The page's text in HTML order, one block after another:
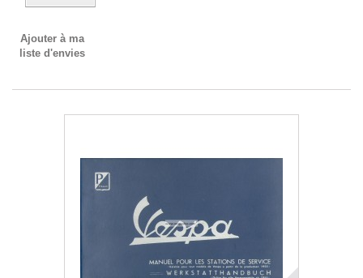
Ajouter à ma
liste d'envies